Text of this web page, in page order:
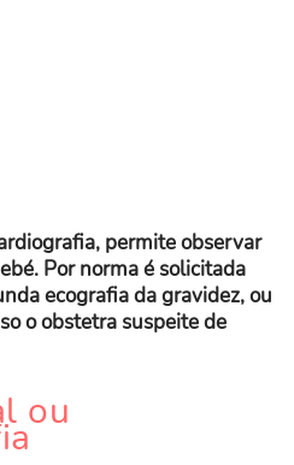
permite observar
Por norma é solicitada
ecografia da gravidez, ou
o obstetra suspeite de
ou